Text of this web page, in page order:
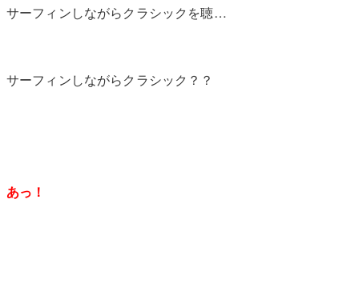
サーフィンしながらクラシックを聴…
サーフィンしながらクラシック？？
あっ！